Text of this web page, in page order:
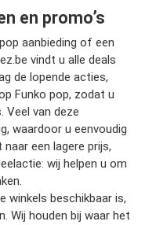
en promo’s
aanbieding of een
vindt u alle deals
de lopende acties,
Funko pop, zodat u
Veel van deze
waardoor u eenvoudig
een lagere prijs,
wij helpen u om
winkels beschikbaar is,
Wij houden bij waar het